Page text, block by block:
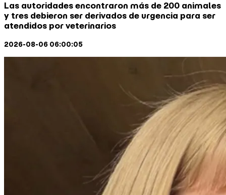
Las autoridades encontraron más de 200 animales
y tres debieron ser derivados de urgencia para ser
atendidos por veterinarios
2026-08-06 06:00:05